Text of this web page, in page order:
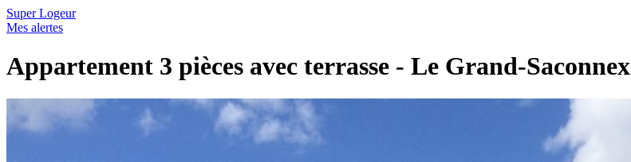
Super Logeur
Mes alertes
Appartement 3 pièces avec terrasse - Le Grand-Saconnex